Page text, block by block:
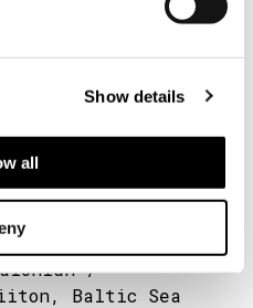
Show details
all
Karlsson
vuoden
Metsistä
Metsistä
/
Baltic Sea